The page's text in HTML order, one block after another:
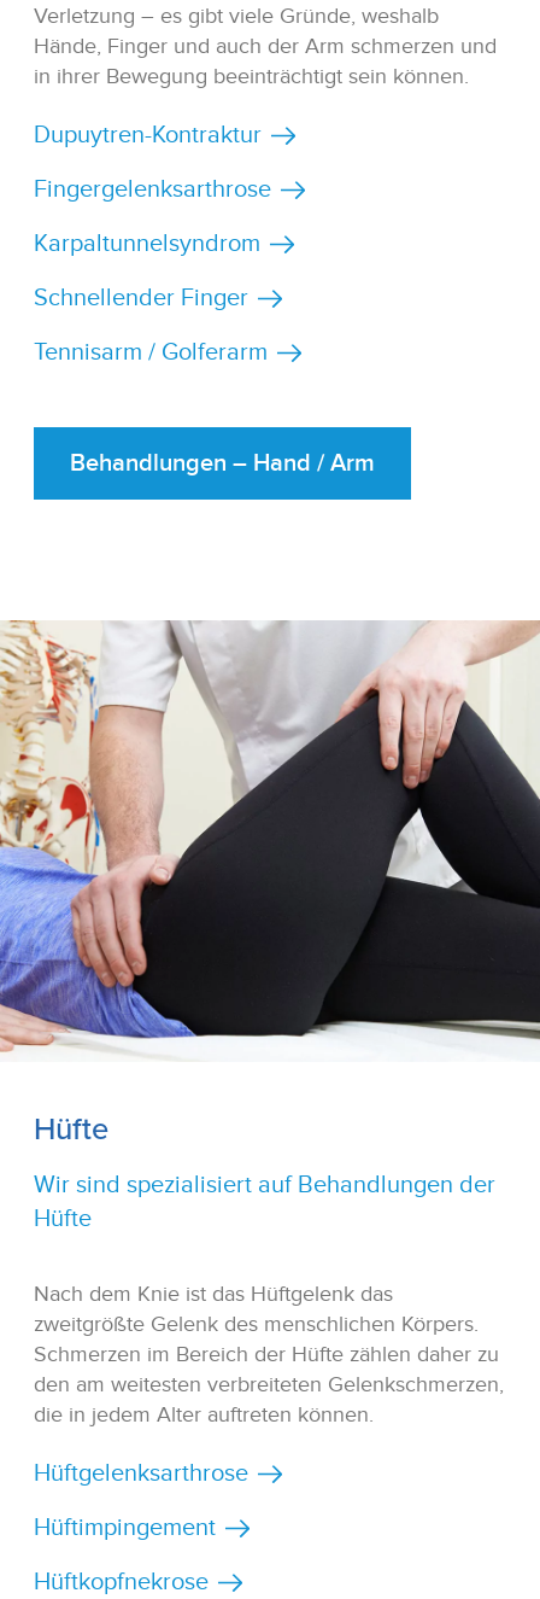
Verletzung – es gibt viele Gründe, weshalb
Hände, Finger und auch der Arm schmerzen und
in ihrer Bewegung beeinträchtigt sein können.
Dupuytren-Kontraktur
Fingergelenksarthrose
Karpaltunnelsyndrom
Schnellender Finger
Tennisarm / Golferarm
Behandlungen – Hand / Arm
Hüfte
Wir sind spezialisiert auf Behandlungen der
Hüfte
Nach dem Knie ist das Hüftgelenk das
zweitgrößte Gelenk des menschlichen Körpers.
Schmerzen im Bereich der Hüfte zählen daher zu
den am weitesten verbreiteten Gelenkschmerzen,
die in jedem Alter auftreten können.
Hüftgelenksarthrose
Hüftimpingement
Hüftkopfnekrose